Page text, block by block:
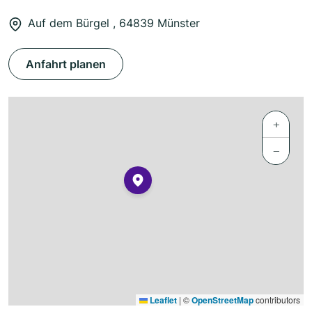
Auf dem Bürgel , 64839 Münster
Anfahrt planen
+
−
Leaflet | ©OpenStreetMapcontributors